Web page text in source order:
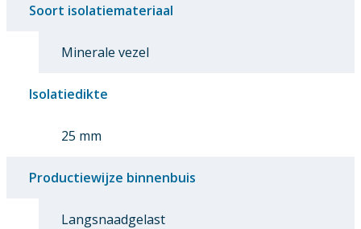
Soort isolatiemateriaal
Minerale vezel
Isolatiedikte
25 mm
Productiewijze binnenbuis
Langsnaadgelast